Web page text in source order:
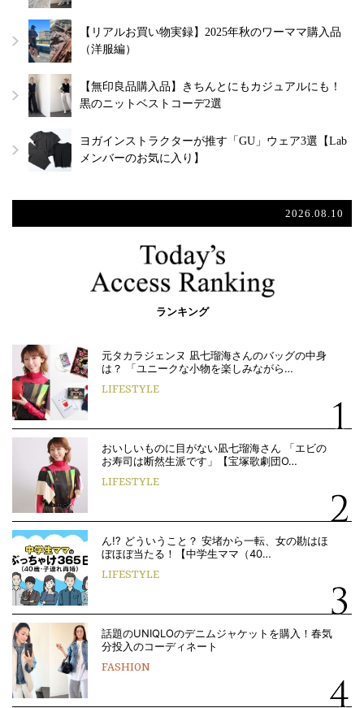
【リアルお買い物実録】2025年秋のワーママ購入品
（洋服編）
【無印良品購入品】きちんとにもカジュアルにも！
黒のニットベストコーデ2選
ヨガインストラクターが推す「GU」ウェア3選【Lab
メンバーのお気に入り】
2026.08.10
ランキング
元タカラジェンヌ 凪七瑠海さんのバッグの中身
は？ 「ユニークな小物を楽しみながら…
LIFESTYLE
おいしいものに目がない凪七瑠海さん 「エビの
お寿司は断然生派です」【宝塚歌劇団O…
LIFESTYLE
ん!? どういうこと？ 安堵から一転、女の勘はほ
ぼほぼ当たる！【中学生ママ（40…
LIFESTYLE
話題のUNIQLOのデニムジャケットを購入！春気
分投入のコーディネート
FASHION